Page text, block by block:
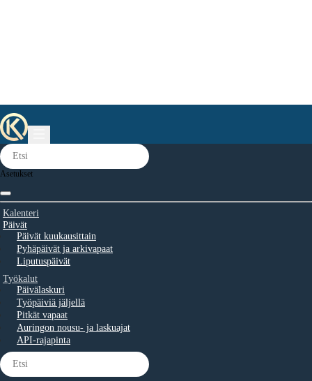
Asetukset
Kalenteri
Päivät
Päivät kuukausittain
Pyhäpäivät ja arkivapaat
Liputuspäivät
Työkalut
Päivälaskuri
Työpäiviä jäljellä
Pitkät vapaat
Auringon nousu- ja laskuajat
API-rajapinta